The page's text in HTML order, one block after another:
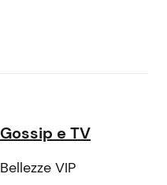
Gossip e TV
Bellezze VIP